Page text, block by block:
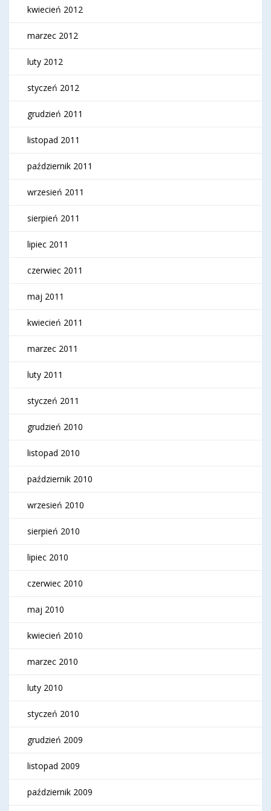
kwiecień 2012
marzec 2012
luty 2012
styczeń 2012
grudzień 2011
listopad 2011
październik 2011
wrzesień 2011
sierpień 2011
lipiec 2011
czerwiec 2011
maj 2011
kwiecień 2011
marzec 2011
luty 2011
styczeń 2011
grudzień 2010
listopad 2010
październik 2010
wrzesień 2010
sierpień 2010
lipiec 2010
czerwiec 2010
maj 2010
kwiecień 2010
marzec 2010
luty 2010
styczeń 2010
grudzień 2009
listopad 2009
październik 2009